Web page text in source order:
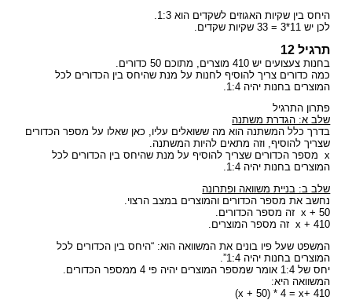
היחס בין שקיות האגוזים לשקדים הוא 1:3.
לכן יש 11*3 = 33 שקיות שקדים.
תרגיל 12
בחנות צעצועים יש 410 מוצרים, מתוכם 50 כדורים.
כמה כדורים צריך להוסיף לחנות על מנת שהיחס בין הכדורים לכל
המוצרים בחנות יהיה 1:4.
פתרון התרגיל
שלב א: הגדרת משתנה
בדרך כלל המשתנה הוא מה ששואלים עליו, כאן שאלו על מספר הכדורים
שצריך להוסיף, וזה מתאים להיות המשתנה.
x מספר הכדורים שצריך להוסיף על מנת שהיחס בין הכדורים לכל
המוצרים בחנות יהיה 1:4.
שלב ב: בניית משוואה ופתרונה
נחשב את מספר הכדורים והמוצרים במצב הרצוי.
x + 50 זה מספר הכדורים.
x + 410 זה מספר המוצרים.
המשפט שעל פיו בונים את המשוואה הוא: “היחס בין הכדורים לכל
המוצרים בחנות יהיה 1:4”.
יחס של 1:4 אומר שמספר המוצרים יהיה פי 4 ממספר הכדורים.
המשוואה היא:
x + 50) * 4 = x+ 410)